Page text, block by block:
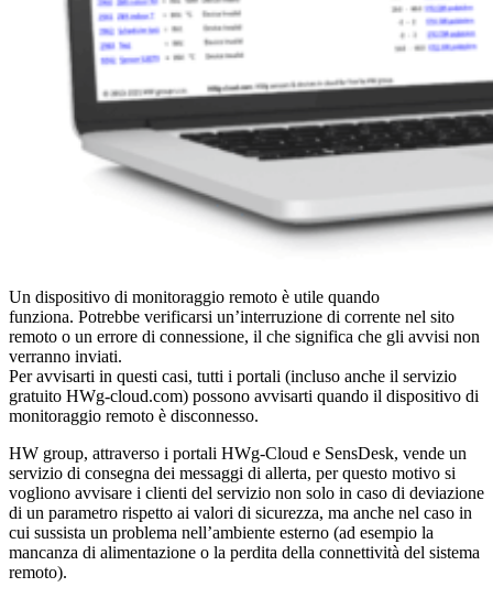
Un dispositivo di monitoraggio remoto è utile quando
funziona. Potrebbe verificarsi un’interruzione di corrente nel sito
remoto o un errore di connessione, il che significa che gli avvisi non
verranno inviati.
Per avvisarti in questi casi, tutti i portali (incluso anche il servizio
gratuito HWg-cloud.com) possono avvisarti quando il dispositivo di
monitoraggio remoto è disconnesso.
HW group, attraverso i portali HWg-Cloud e SensDesk, vende un
servizio di consegna dei messaggi di allerta, per questo motivo si
vogliono avvisare i clienti del servizio non solo in caso di deviazione
di un parametro rispetto ai valori di sicurezza, ma anche nel caso in
cui sussista un problema nell’ambiente esterno (ad esempio la
mancanza di alimentazione o la perdita della connettività del sistema
remoto).